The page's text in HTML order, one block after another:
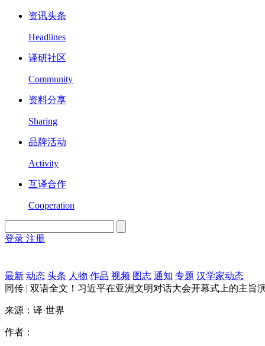
资讯头条
Headlines
译研社区
Community
资料分享
Sharing
品牌活动
Activity
互译合作
Cooperation
登录 注册
最新 动态 头条 人物 作品 视频 图志 通知 专题 汉学家动态
同传 | 双语全文！习近平在亚洲文明对话大会开幕式上的主旨
来源：译·世界
作者：